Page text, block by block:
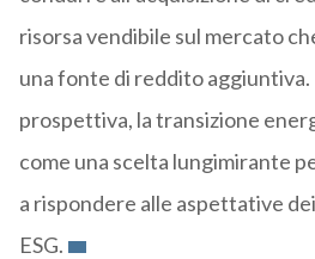
risorsa vendibile sul mercato
una fonte di reddito aggiuntiva.
prospettiva, la transizione
come una scelta lungimirante
a rispondere alle aspettative
ESG.